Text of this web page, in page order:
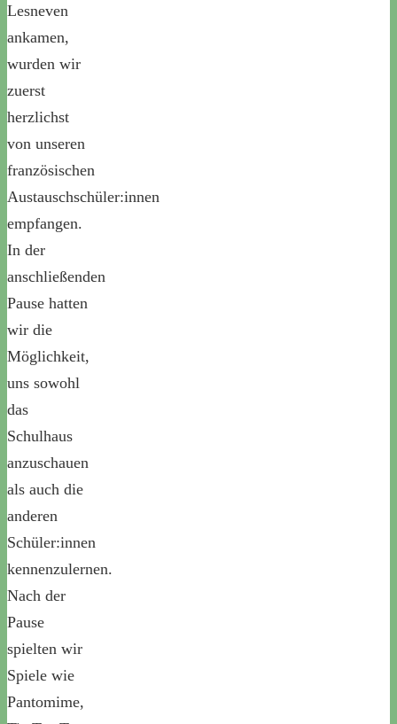
Lesneven
ankamen,
wurden wir
zuerst
herzlichst
von unseren
französischen
Austauschschüler:innen
empfangen.
In der
anschließenden
Pause hatten
wir die
Möglichkeit,
uns sowohl
das
Schulhaus
anzuschauen
als auch die
anderen
Schüler:innen
kennenzulernen.
Nach der
Pause
spielten wir
Spiele wie
Pantomime,